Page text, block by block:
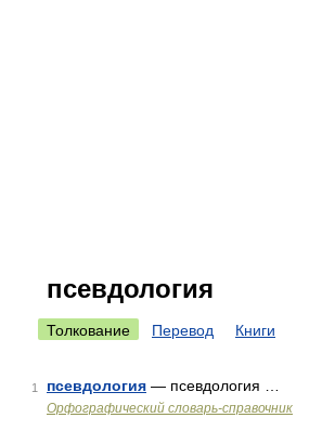
псевдология
Толкование Перевод Книги
1 псевдология — псевдология …
Орфографический словарь-справочник